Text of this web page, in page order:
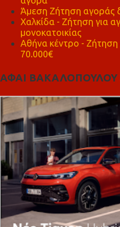
Άμεση Ζήτηση αγοράς
Χαλκίδα - Ζήτηση για
μονοκατοικίας
Αθήνα κέντρο -
70.000€
ΑΦΑΙ ΒΑΚΑΛΟΠΟΥΛΟΥ